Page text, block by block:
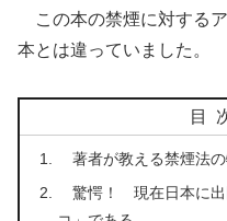
この本の禁煙に対する
本とは違っていました。
目
著者が教える禁煙法
驚愕！ 現在日本に出